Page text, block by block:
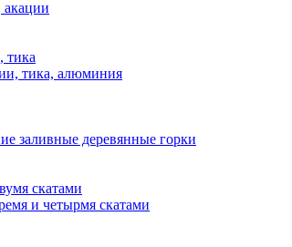
акации
тика
тика, алюминия
заливные деревянные горки
скатами
и четырмя скатами